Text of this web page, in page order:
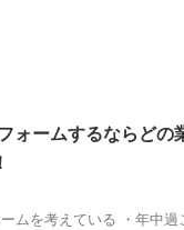
ォームするならどの
ムを考えている ・年中過